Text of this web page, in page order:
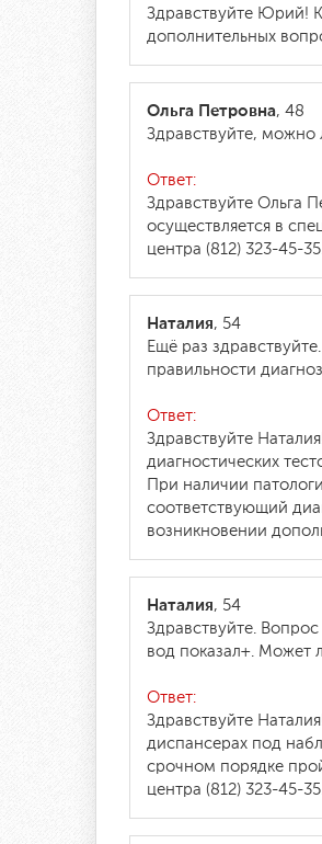
Здравствуйте Юрий!
дополнительных
Ольга Петровна, 48
Здравствуйте, можно
Ответ:
Здравствуйте Ольга
осуществляется в
центра (812) 323-45-
Наталия, 54
Ещё раз
правильности
Ответ:
Здравствуйте
диагностических
При наличии
соответствующий
возникновении
Наталия, 54
Здравствуйте.
вод показал+. Может
Ответ:
Здравствуйте
диспансерах под
срочном порядке
центра (812) 323-45-